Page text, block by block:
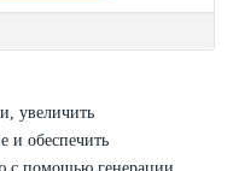
увеличить
и обеспечить